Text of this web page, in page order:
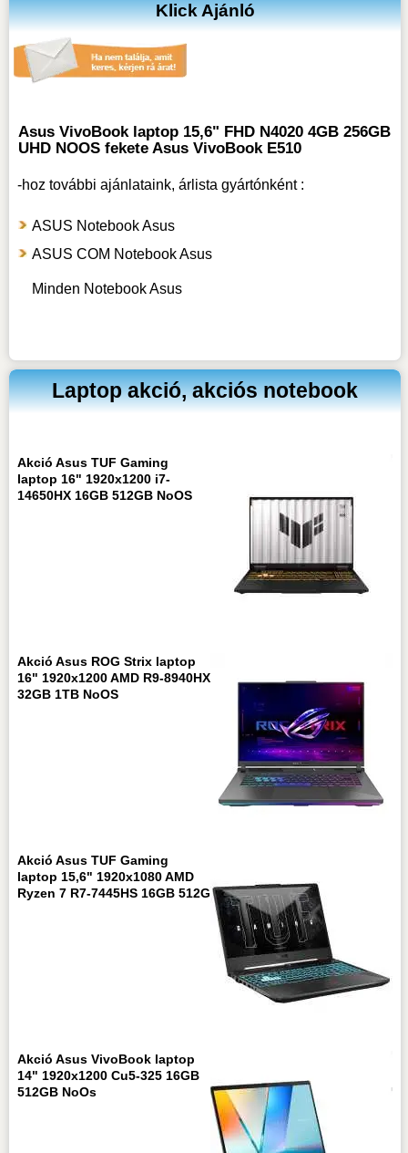
Klick Ajánló
Asus VivoBook laptop 15,6" FHD N4020 4GB 256GB
UHD NOOS fekete Asus VivoBook E510
-hoz további ajánlataink, árlista gyártónként :
ASUS Notebook Asus
ASUS COM Notebook Asus
Minden Notebook Asus
Laptop akció, akciós notebook
Akció Asus TUF Gaming
laptop 16" 1920x1200 i7-
14650HX 16GB 512GB NoOS
Akció Asus ROG Strix laptop
16" 1920x1200 AMD R9-8940HX
32GB 1TB NoOS
Akció Asus TUF Gaming
laptop 15,6" 1920x1080 AMD
Ryzen 7 R7-7445HS 16GB 512G
Akció Asus VivoBook laptop
14" 1920x1200 Cu5-325 16GB
512GB NoOs